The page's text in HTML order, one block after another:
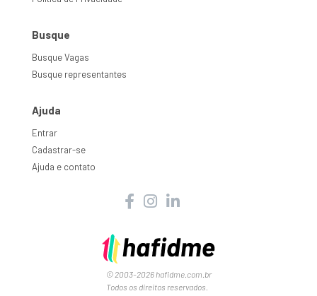
Busque
Busque Vagas
Busque representantes
Ajuda
Entrar
Cadastrar-se
Ajuda e contato
© 2003-2026 hafidme.com.br
Todos os direitos reservados.